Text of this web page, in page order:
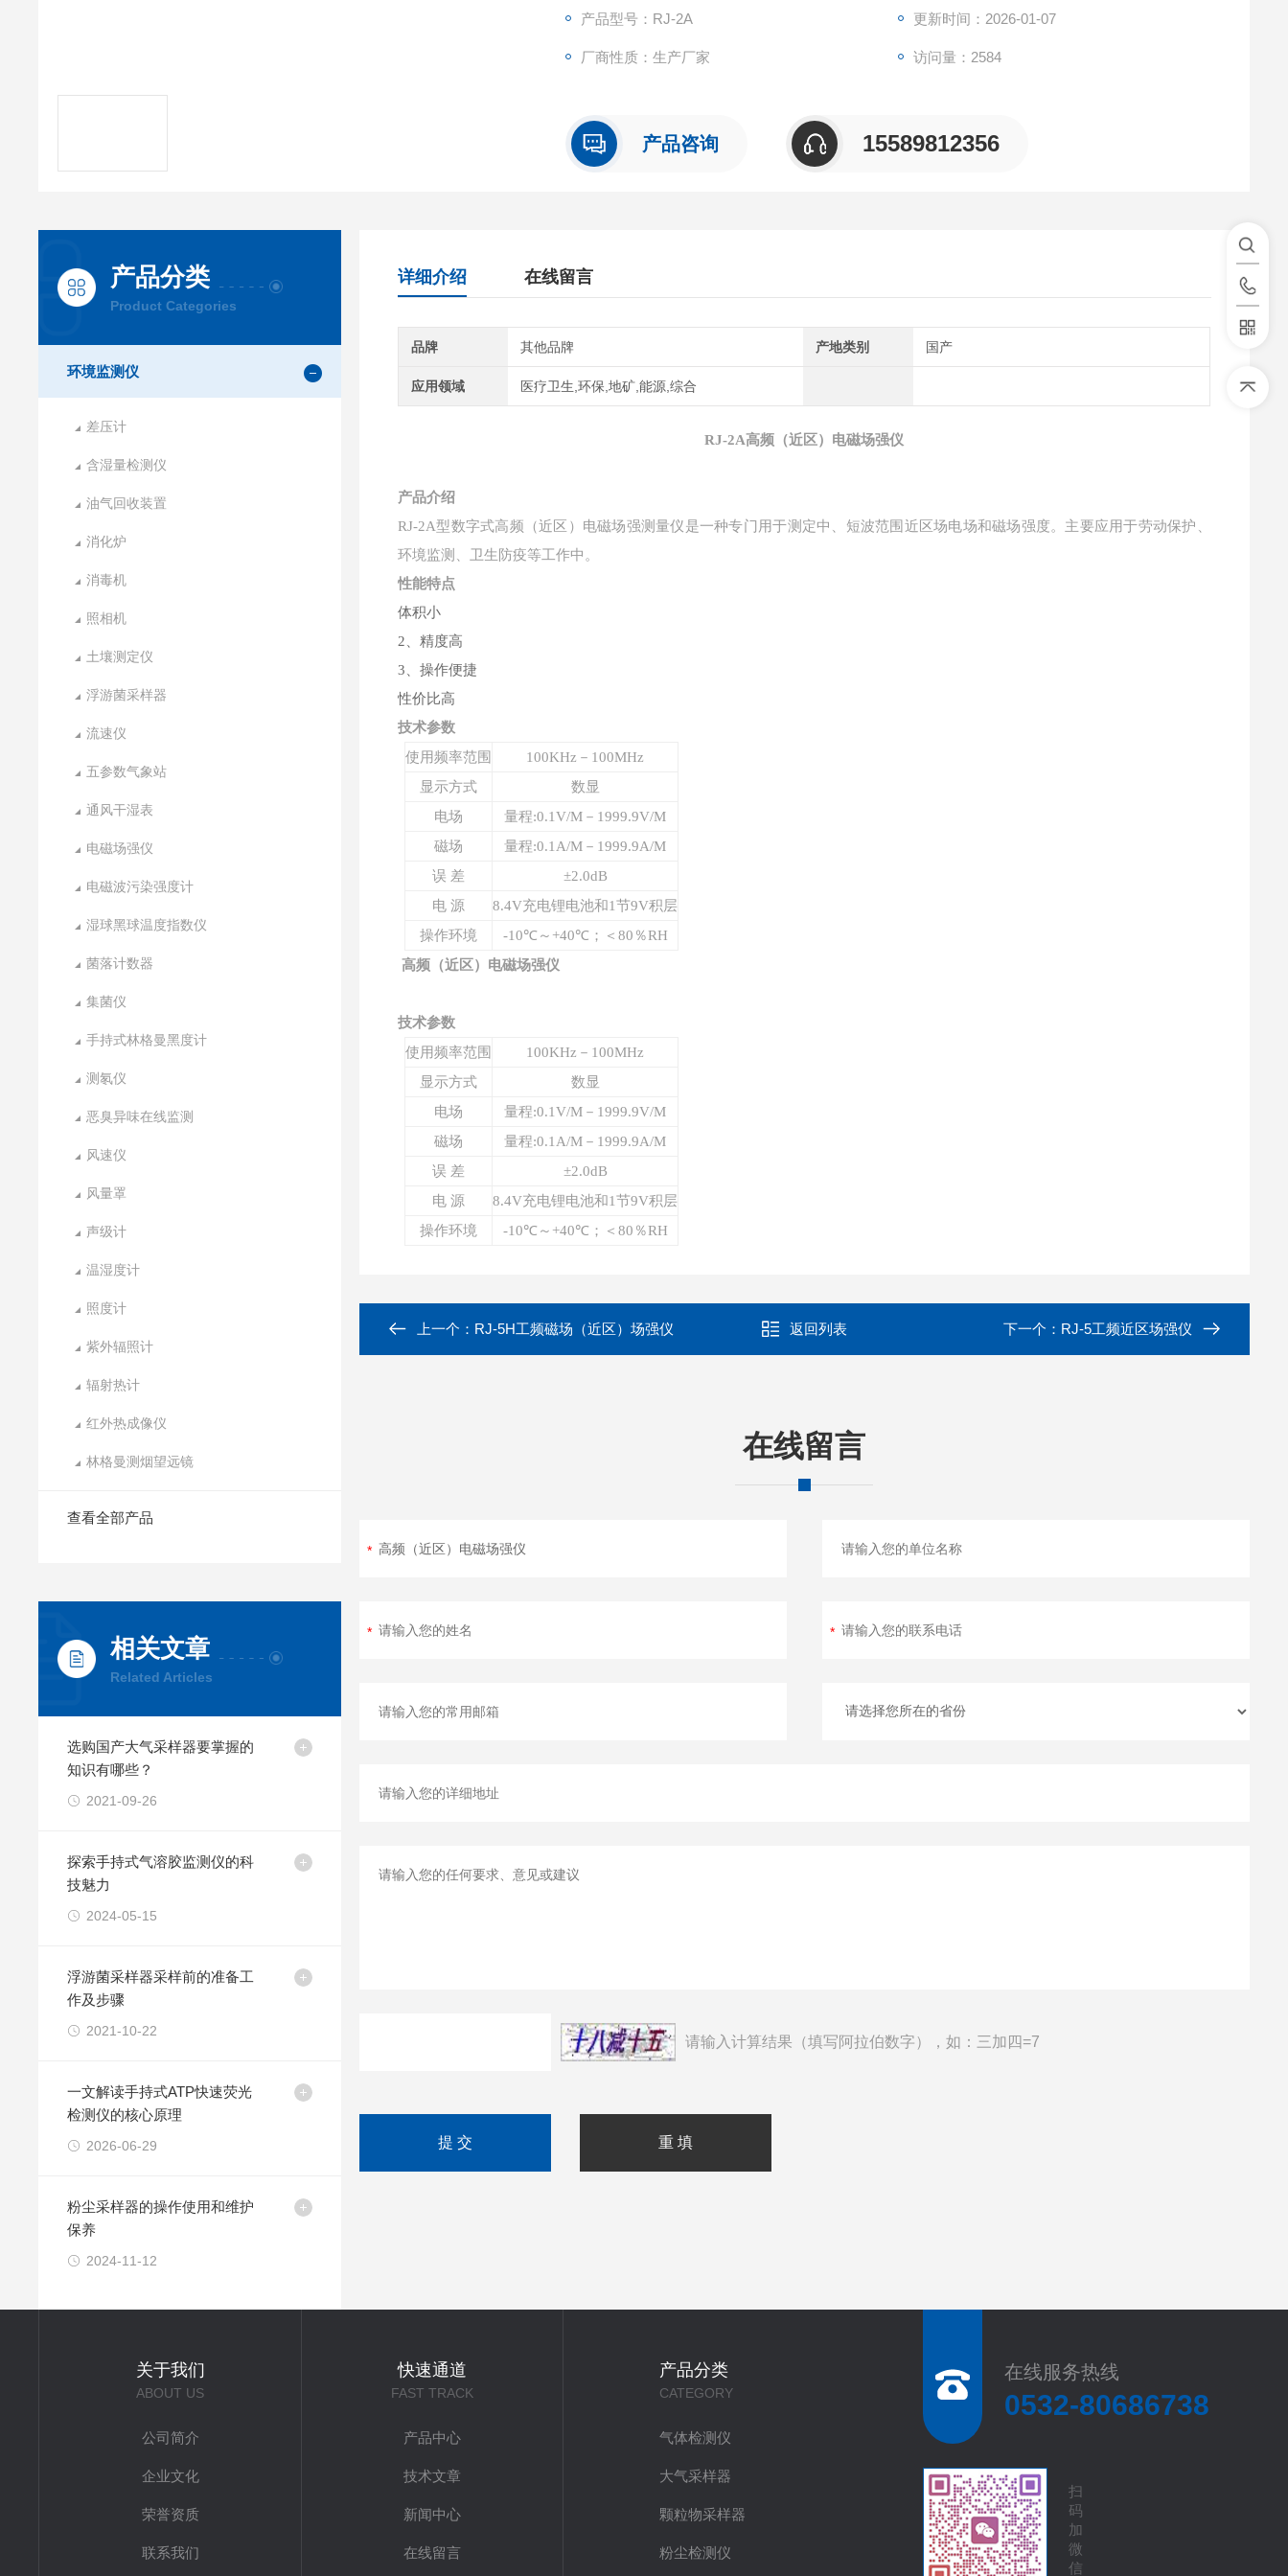
产品型号：RJ-2A 更新时间：2026-01-07
厂商性质：生产厂家 访问量：2584
产品咨询 15589812356
产品分类
Product Categories
环境监测仪
差压计
含湿量检测仪
油气回收装置
消化炉
消毒机
照相机
土壤测定仪
浮游菌采样器
流速仪
五参数气象站
通风干湿表
电磁场强仪
电磁波污染强度计
湿球黑球温度指数仪
菌落计数器
集菌仪
手持式林格曼黑度计
测氡仪
恶臭异味在线监测
风速仪
风量罩
声级计
温湿度计
照度计
紫外辐照计
辐射热计
红外热成像仪
林格曼测烟望远镜
查看全部产品
相关文章
Related Articles
选购国产大气采样器要掌握的
知识有哪些？
2021-09-26
探索手持式气溶胶监测仪的科
技魅力
2024-05-15
浮游菌采样器采样前的准备工
作及步骤
2021-10-22
一文解读手持式ATP快速荧光
检测仪的核心原理
2026-06-29
粉尘采样器的操作使用和维护
保养
2024-11-12
详细介绍 在线留言
品牌 其他品牌 产地类别 国产
应用领域 医疗卫生,环保,地矿,能源,综合
RJ-2A高频（近区）电磁场强仪
产品介绍
RJ-2A型数字式高频（近区）电磁场强测量仪是一种专门用于测定中、短波范围近区场电场和磁场强度。主要应用于劳动保护、
环境监测、卫生防疫等工作中。
性能特点
体积小
2 、精度高
3、操作便捷
性价比高
技术参数
使用频率范围
100KHz－100MHz
显示方式
数显
电场
量程:0.1V/M－1999.9V/M
磁场
量程:0.1A/M－1999.9A/M
误 差
±2.0dB
电 源
8.4V充电锂电池和1节9V积层
操作环境
-10℃～+40℃；＜80％RH
高频（近区）电磁场强仪
技术参数
使用频率范围
100KHz－100MHz
显示方式
数显
电场
量程:0.1V/M－1999.9V/M
磁场
量程:0.1A/M－1999.9A/M
误 差
±2.0dB
电 源
8.4V充电锂电池和1节9V积层
操作环境
-10℃～+40℃；＜80％RH
上一个： RJ-5H工频磁场（近区）场强仪 返回列表 下一个： RJ-5工频近区场强仪
在线留言
请输入计算结果（填写阿拉伯数字），如：三加四=7
关于我们
ABOUT US
公司简介
企业文化
荣誉资质
联系我们
快速通道
FAST TRACK
产品中心
技术文章
新闻中心
在线留言
产品分类
CATEGORY
气体检测仪
大气采样器
颗粒物采样器
粉尘检测仪
在线服务热线
0532-80686738
扫
码
加
微
信